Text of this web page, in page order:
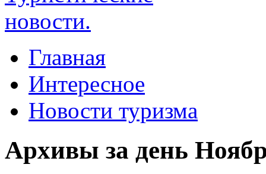
Главная
Интересное
Новости туризма
Архивы за день